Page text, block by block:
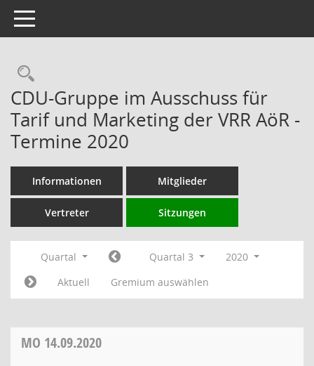
Toggle navigation
Rechercheauswahl
CDU-Gruppe im Ausschuss für
Tarif und Marketing der VRR AöR -
Termine 2020
Informationen Mitglieder
Vertreter Sitzungen
Quartal Quartal 3
2020
Aktuell
Gremium auswählen
MO 14.09.2020